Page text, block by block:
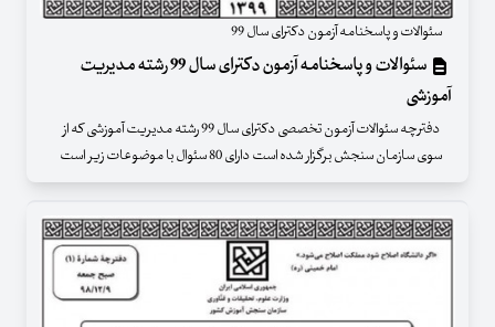
سئوالات و پاسخنامه آزمون دکترای سال 99
سئوالات و پاسخنامه آزمون دکترای سال 99 رشته مدیریت
آموزشی
دفترچه سئوالات آزمون تخصصی دکترای سال 99 رشته مدیریت آموزشی که از
سوی سازمان سنجش برگزار شده است دارای 80 سئوال با موضوعات زیر است